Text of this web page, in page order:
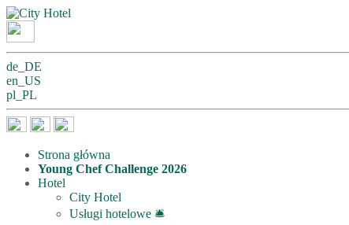
de_DE
en_US
pl_PL
Strona główna
Young Chef Challenge 2026
Hotel
City Hotel
Usługi hotelowe 🛎